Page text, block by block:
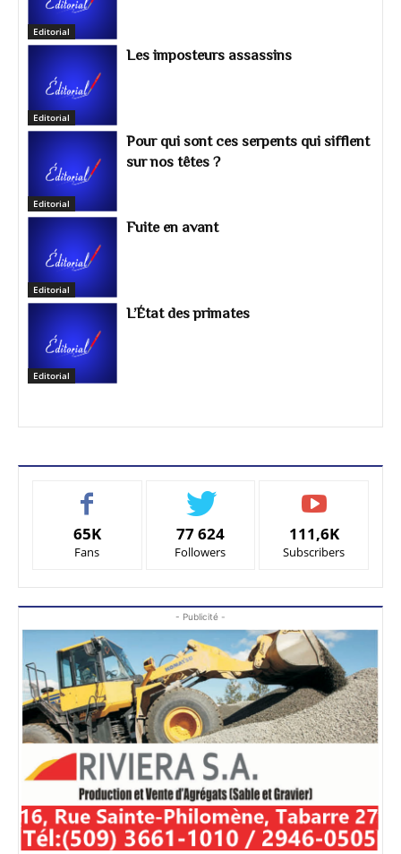
crypto recovery service, recover stolen Bitcoin,
Bitcoin fraud help, blockchain investigation,
crypto wallet recovery, online investment
scam, digital asset recovery, and crypto scam
support. Contact Them on WhatsApp +1 (343)
947-3496 or
mightyhackarrecovery@techie.com or
support@mightyhackerrecovery.com or
https://mightyhackarrecovery.com Scam
recovery Online fraud help Scam alert Report
fraud Fraud investigation Fake website
checker Scam checker Identity theft
protection Consumer protection Chargeback
for scam Wire transfer scam Tech support
scam Employment scam Rental scam Shopping
scam Email scam WhatsApp scam Telegram
scam Facebook scam Instagram scam
Editorial
Editorial
Les imposteurs assassins
Editorial
Pour qui sont ces serpents qui sifflent
sur nos têtes ?
Editorial
Fuite en avant
Editorial
L’État des primates
65K
Fans
77 624
Followers
111,6K
Subscribers
- Publicité -